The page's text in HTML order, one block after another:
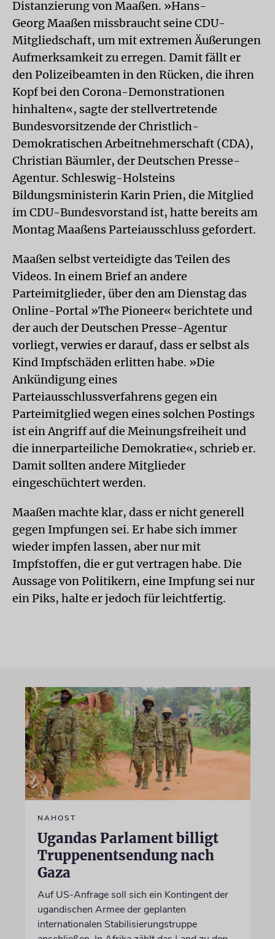
Distanzierung von Maaßen. »Hans-
Georg Maaßen missbraucht seine CDU-
Mitgliedschaft, um mit extremen Äußerungen
Aufmerksamkeit zu erregen. Damit fällt er
den Polizeibeamten in den Rücken, die ihren
Kopf bei den Corona-Demonstrationen
hinhalten«, sagte der stellvertretende
Bundesvorsitzende der Christlich-
Demokratischen Arbeitnehmerschaft (CDA),
Christian Bäumler, der Deutschen Presse-
Agentur. Schleswig-Holsteins
Bildungsministerin Karin Prien, die Mitglied
im CDU-Bundesvorstand ist, hatte bereits am
Montag Maaßens Parteiausschluss gefordert.
Maaßen selbst verteidigte das Teilen des
Videos. In einem Brief an andere
Parteimitglieder, über den am Dienstag das
Online-Portal »The Pioneer« berichtete und
der auch der Deutschen Presse-Agentur
vorliegt, verwies er darauf, dass er selbst als
Kind Impfschäden erlitten habe. »Die
Ankündigung eines
Parteiausschlussverfahrens gegen ein
Parteimitglied wegen eines solchen Postings
ist ein Angriff auf die Meinungsfreiheit und
die innerparteiliche Demokratie«, schrieb er.
Damit sollten andere Mitglieder
eingeschüchtert werden.
Maaßen machte klar, dass er nicht generell
gegen Impfungen sei. Er habe sich immer
wieder impfen lassen, aber nur mit
Impfstoffen, die er gut vertragen habe. Die
Aussage von Politikern, eine Impfung sei nur
ein Piks, halte er jedoch für leichtfertig.
NAHOST
Ugandas Parlament billigt
Truppenentsendung nach
Gaza
Auf US-Anfrage soll sich ein Kontingent der
ugandischen Armee der geplanten
internationalen Stabilisierungstruppe